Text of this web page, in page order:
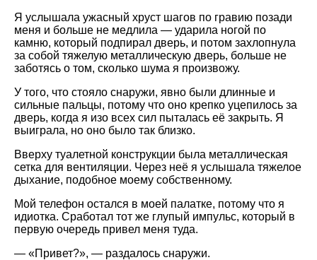
Я услышала ужасный хруст шагов по гравию позади
меня и больше не медлила — ударила ногой по
камню, который подпирал дверь, и потом захлопнула
за собой тяжелую металлическую дверь, больше не
заботясь о том, сколько шума я произвожу.
У того, что стояло снаружи, явно были длинные и
сильные пальцы, потому что оно крепко уцепилось за
дверь, когда я изо всех сил пыталась её закрыть. Я
выиграла, но оно было так близко.
Вверху туалетной конструкции была металлическая
сетка для вентиляции. Через неё я услышала тяжелое
дыхание, подобное моему собственному.
Мой телефон остался в моей палатке, потому что я
идиотка. Сработал тот же глупый импульс, который в
первую очередь привел меня туда.
—
Привет? , — раздалось снаружи.